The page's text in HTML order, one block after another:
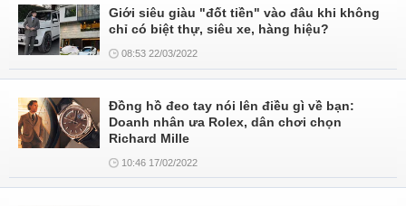
Giới siêu giàu "đốt tiền" vào đâu khi không
chỉ có biệt thự, siêu xe, hàng hiệu?
08:53 22/03/2022
Đồng hồ đeo tay nói lên điều gì về bạn:
Doanh nhân ưa Rolex, dân chơi chọn
Richard Mille
10:46 17/02/2022